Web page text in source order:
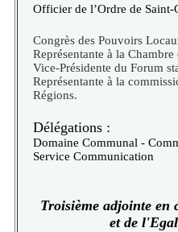
Officier de l’Ordre de Saint-
Congrès des Pouvoirs
Représentante à la Chambre
Vice-Présidente du Forum
Représentante à la
Régions.
Délégations :
Domaine Communal -
Service Communication
Troisième adjointe en
et de